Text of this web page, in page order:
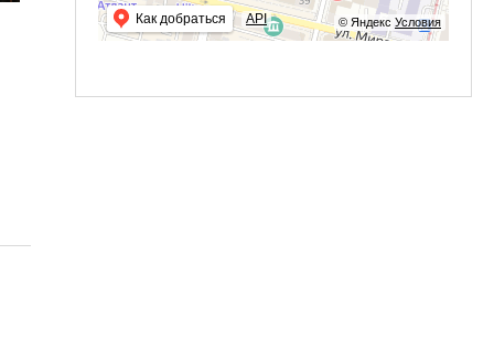
© Яндекс Условия
Как добраться API